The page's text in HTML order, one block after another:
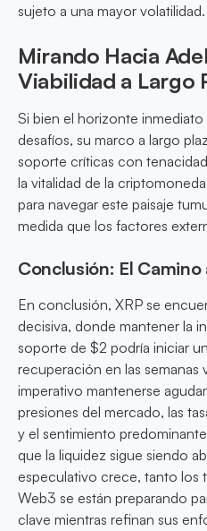
sujeto a una mayor volatilidad.
Mirando Hacia
Viabilidad a Largo
Si bien el horizonte
desafíos, su marco a largo
soporte críticas con
la vitalidad de la
para navegar este paisaje
medida que los factores
Conclusión: El Camino
En conclusión, XRP se
decisiva, donde mantener la
soporte de $2 podría iniciar
recuperación en las semanas
imperativo mantenerse
presiones del mercado, las
y el sentimiento
que la liquidez sigue siendo
especulativo crece, tanto los
Web3 se están preparando
clave mientras refinan sus